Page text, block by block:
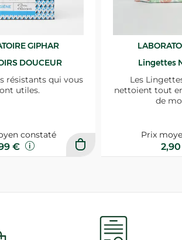
GIPHAR
DOUCEUR
résistants qui vous
utiles.
constaté
€
Lingettes
Les
nettoient tout
de
Prix